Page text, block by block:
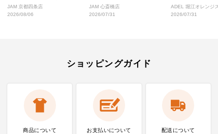
好な絶対行くべきショップ厳選！
JAM 京都四条店
2026/08/06
なし完全ガイド
JAM 心斎橋店
2026/07/31
ル
ADEL 堀江オレンジ
2026/07/31
ショッピングガイド
商品について お支払いについて 配送について